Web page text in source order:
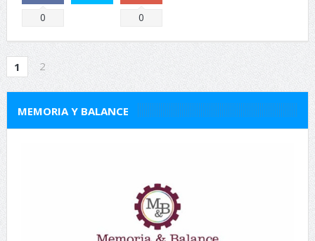
Comparte
0
Comparte
0
1 2
MEMORIA Y BALANCE